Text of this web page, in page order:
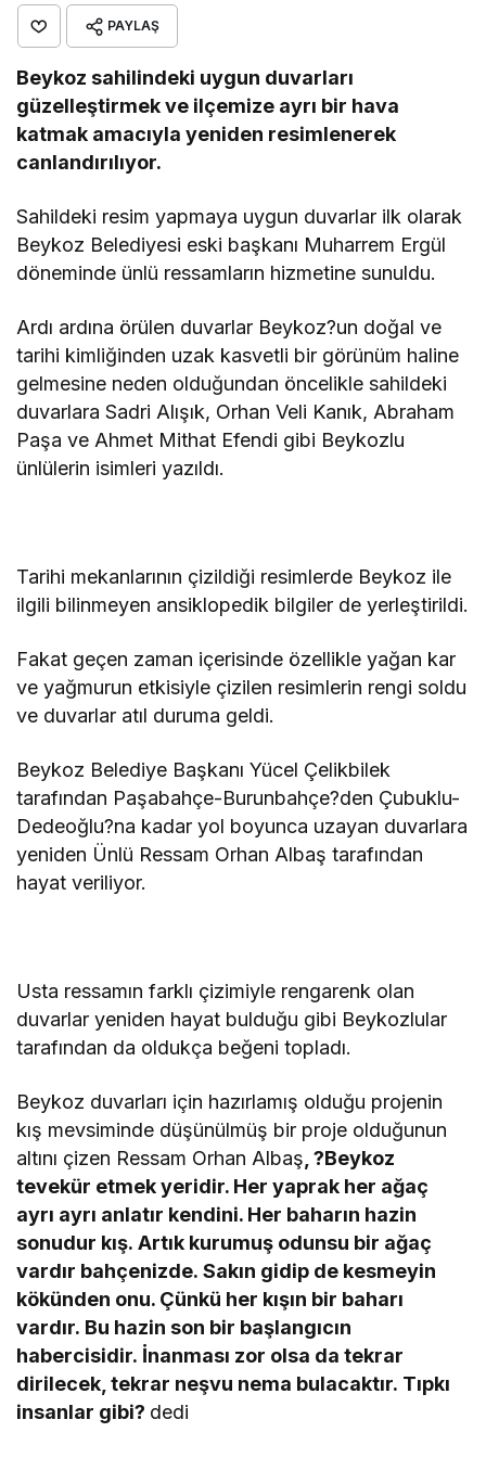
PAYLAŞ
Beykoz sahilindeki uygun duvarları
güzelleştirmek ve ilçemize ayrı bir hava
katmak amacıyla yeniden resimlenerek
canlandırılıyor.
Sahildeki resim yapmaya uygun duvarlar ilk olarak
Beykoz Belediyesi eski başkanı Muharrem Ergül
döneminde ünlü ressamların hizmetine sunuldu.
Ardı ardına örülen duvarlar Beykoz?un doğal ve
tarihi kimliğinden uzak kasvetli bir görünüm haline
gelmesine neden olduğundan öncelikle sahildeki
duvarlara Sadri Alışık, Orhan Veli Kanık, Abraham
Paşa ve Ahmet Mithat Efendi gibi Beykozlu
ünlülerin isimleri yazıldı.
Tarihi mekanlarının çizildiği resimlerde Beykoz ile
ilgili bilinmeyen ansiklopedik bilgiler de yerleştirildi.
Fakat geçen zaman içerisinde özellikle yağan kar
ve yağmurun etkisiyle çizilen resimlerin rengi soldu
ve duvarlar atıl duruma geldi.
Beykoz Belediye Başkanı Yücel Çelikbilek
tarafından Paşabahçe-Burunbahçe?den Çubuklu-
Dedeoğlu?na kadar yol boyunca uzayan duvarlara
yeniden Ünlü Ressam Orhan Albaş tarafından
hayat veriliyor.
Usta ressamın farklı çizimiyle rengarenk olan
duvarlar yeniden hayat bulduğu gibi Beykozlular
tarafından da oldukça beğeni topladı.
Beykoz duvarları için hazırlamış olduğu projenin
kış mevsiminde düşünülmüş bir proje olduğunun
altını çizen Ressam Orhan Albaş , ?Beykoz
tevekür etmek yeridir. Her yaprak her ağaç
ayrı ayrı anlatır kendini. Her baharın hazin
sonudur kış. Artık kurumuş odunsu bir ağaç
vardır bahçenizde. Sakın gidip de kesmeyin
kökünden onu. Çünkü her kışın bir baharı
vardır. Bu hazin son bir başlangıcın
habercisidir. İnanması zor olsa da tekrar
dirilecek, tekrar neşvu nema bulacaktır. Tıpkı
insanlar gibi? dedi